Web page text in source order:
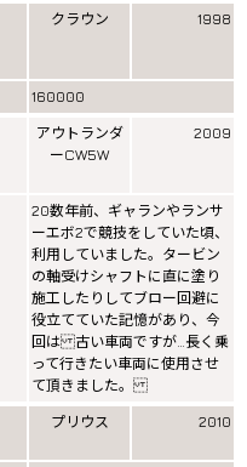
クラウン 1998
160000
アウトランダ
ーCW5W
2009
20数年前、ギャランやランサ
ーエボ2で競技をしていた頃、
利用していました。タービン
の軸受けシャフトに直に塗り
施工したりしてブロー回避に
役立てていた記憶があり、今
回は 古い車両ですが…長く乗
って行きたい車両に使用させ
て頂きました。
プリウス 2010